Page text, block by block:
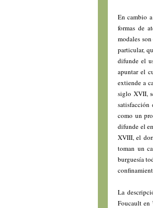
En cambio
formas de
modales
particular,
difunde el
apuntar el
extiende a
siglo XVII,
satisfacción
como un
difunde el
XVIII, el
toman un
burguesía
La
Foucault en